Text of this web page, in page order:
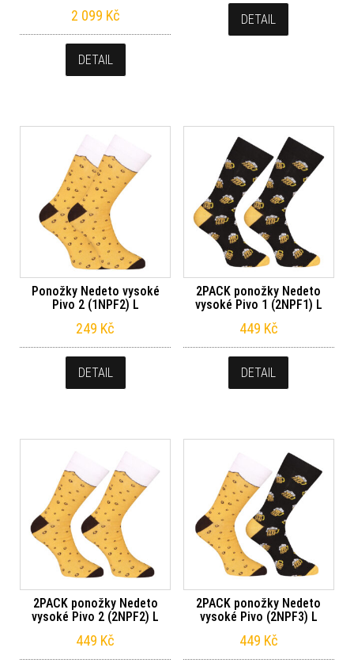
2 099 Kč
DETAIL
DETAIL
Ponožky Nedeto vysoké
Pivo 2 (1NPF2) L
249 Kč
DETAIL
2PACK ponožky Nedeto
vysoké Pivo 1 (2NPF1) L
449 Kč
DETAIL
2PACK ponožky Nedeto
vysoké Pivo 2 (2NPF2) L
449 Kč
2PACK ponožky Nedeto
vysoké Pivo (2NPF3) L
449 Kč